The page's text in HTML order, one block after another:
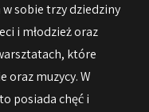
w sobie trzy dziedziny
i młodzież oraz
które
oraz muzycy. W
posiada chęć i